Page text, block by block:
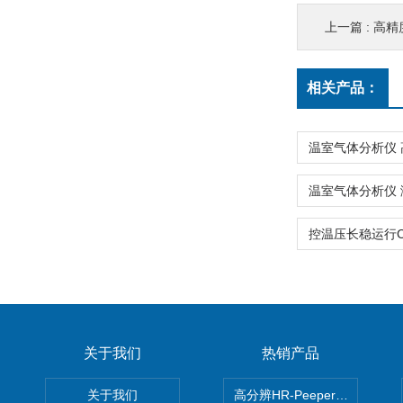
上一篇 : 高精
相关产品：
关于我们
关于我们
热销产品
高分辨HR-Peeper采样器孔隙